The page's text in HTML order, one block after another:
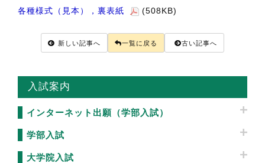
各種様式（見本），裏表紙
(508KB)
新しい記事へ 一覧に戻る 古い記事へ
入試案内
インターネット出願（学部入試）
学部入試
大学院入試